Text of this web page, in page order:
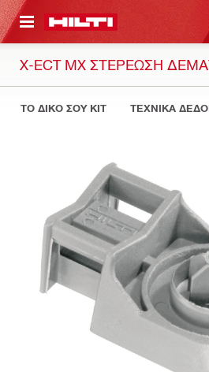
ΕΛΕΓΞΕΙΣ ΤΟ ΠΑΚΕΤΟ ΠΟΥ ΕΧΕΙΣ
X-ECT MX ΣΤΕΡΈΩΣΗ
ΤΟ ΔΙΚΟ ΣΟΥ KIT ΤΕΧΝΙΚΑ